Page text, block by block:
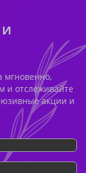
мгновенно,
и отслеживайте
акции и